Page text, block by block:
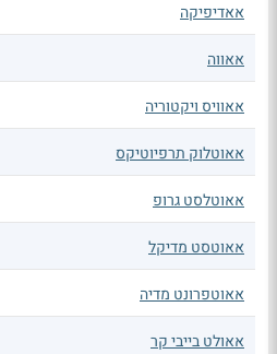
אאדיפיקה
אאווה
אאוויס ויקטוריה
אאוטלוק תרפיוטיקס
אאוטלסט גרופ
אאוטסט מדיקל
אאוטפרונט מדיה
אאולט בייבי קר